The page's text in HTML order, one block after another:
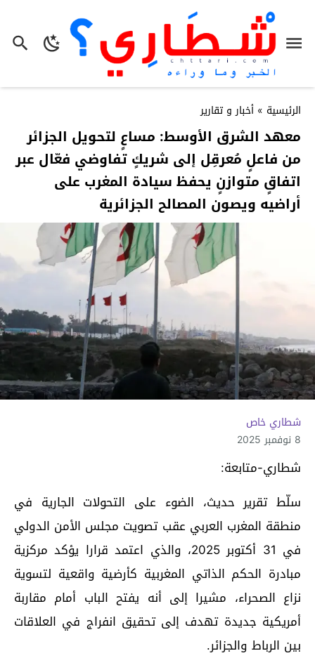
الرئيسية » أخبار و تقارير
معهد الشرق الأوسط: مساعٍ لتحويل الجزائر
من فاعلٍ مُعرقِل إلى شريكٍ تفاوضي فعّال عبر
اتفاقٍ متوازنٍ يحفظ سيادة المغرب على
أراضيه ويصون المصالح الجزائرية
شطاري خاص
8 نوفمبر 2025
شطاري-متابعة:
سلّط تقرير حديث، الضوء على التحولات الجارية في
منطقة المغرب العربي عقب تصويت مجلس الأمن الدولي
في 31 أكتوبر 2025، والذي اعتمد قرارا يؤكد مركزية
مبادرة الحكم الذاتي المغربية كأرضية واقعية لتسوية
نزاع الصحراء، مشيرا إلى أنه يفتح الباب أمام مقاربة
أمريكية جديدة تهدف إلى تحقيق انفراج في العلاقات
بين الرباط والجزائر.